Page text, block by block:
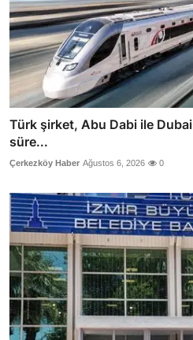
Türk şirket, Abu Dabi ile
süre...
Çerkezköy Haber Ağustos 6, 2026 0